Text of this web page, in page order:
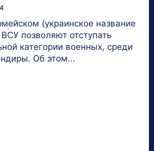
(украинское название
позволяют отступать
категории военных, среди
Об этом...